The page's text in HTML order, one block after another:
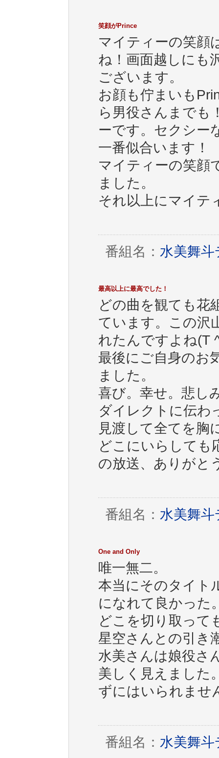
笑顔がPrince
マイティーの笑顔
ね！画面越しにも
ございます。
お顔も佇まいも
ら男役さんまでも
ーです。セクシー
一番似合います！
マイティーの笑顔
ました。
それ以上にマイテ
番組名： 水美舞
最高以上に最高でした！
どの曲を観ても花
ています。この沢
れたんですよね(T
最後にご自身のお
ました。
喜び。幸せ。悲し
ダイレクトに伝わ
見渡して全てを胸
どこにいらしても
の放送、ありがと
番組名： 水美舞
One and Only
唯一無二。
本当にそのタイト
になれて良かった
どこを切り取って
星空さんとの引き
水美さんは娘役さ
美しく見えました
ずにはいられませ
番組名： 水美舞